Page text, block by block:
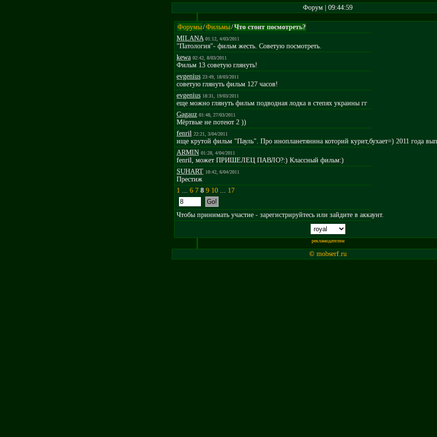
Форум | 09:44:59
Форумы/Фильмы/Что стоит посмотреть?
MILANA 01:12, 4/03/2011
"Патология"- фильм жесть. Советую посмотреть.
kewa 02:42, 8/03/2011
Фильм 13 советую глянуть!
evgenius 23:49, 18/03/2011
советую глянуть фильм 127 часов!
evgenius 18:31, 19/03/2011
еще можно глянуть фильм подводная лодка в степях украины гг
Gagauz 01:48, 27/03/2011
Мёртвые не потеют 2 ))
fenril 22:21, 3/04/2011
ище крутой фильм "Пауль". Про инопланетянина которий курит,бухает=) 2011 года
ARMIN 01:28, 4/04/2011
fenril, может ПРИШЕЛЕЦ ПАВЛО?:) Классный фильм:)
SUHART 10:42, 6/04/2011
Престиж
1 ... 6 7 8 9 10 ... 17
Чтобы принимать участие - зарегистрируйтесь или зайдите в аккаунт.
рекламодателям
© mobserf.ru